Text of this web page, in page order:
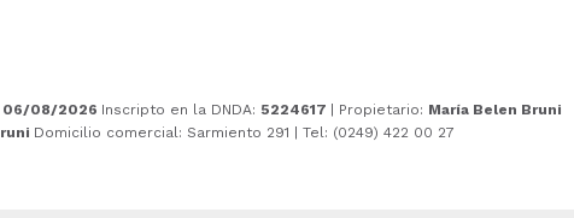
06/08/2026 Inscripto en la DNDA: 5224617 | Propietario: María Belen Bruni
Domicilio comercial: Sarmiento 291 | Tel: (0249) 422 00 27